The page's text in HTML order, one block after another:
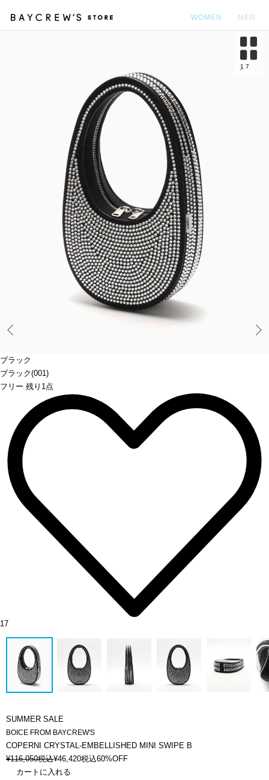
WOMEN MEN
ブラック
ブラック(001)
フリー 残り1点
1 7
17
SUMMER SALE
BOICE FROM BAYCREW'S
COPERNI CRYSTAL-EMBELLISHED MINI SWIPE B
¥116,050税込¥46,420税込60%OFF
カートに入れる